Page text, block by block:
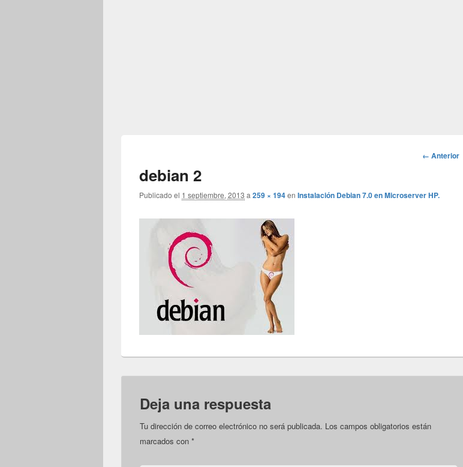
Navegador
← Anterior
debian 2
Publicado el 1 septiembre, 2013 a 259 × 194en Instalación Debian 7.0 en Microserver HP.
Deja una respuesta
Tu dirección de correo electrónico no será publicada. Los campos obligatorios están
marcados con *